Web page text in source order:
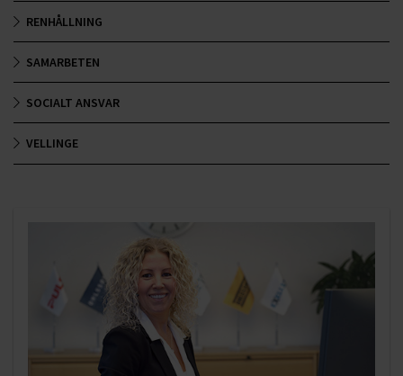
RENHÅLLNING
SAMARBETEN
SOCIALT ANSVAR
VELLINGE